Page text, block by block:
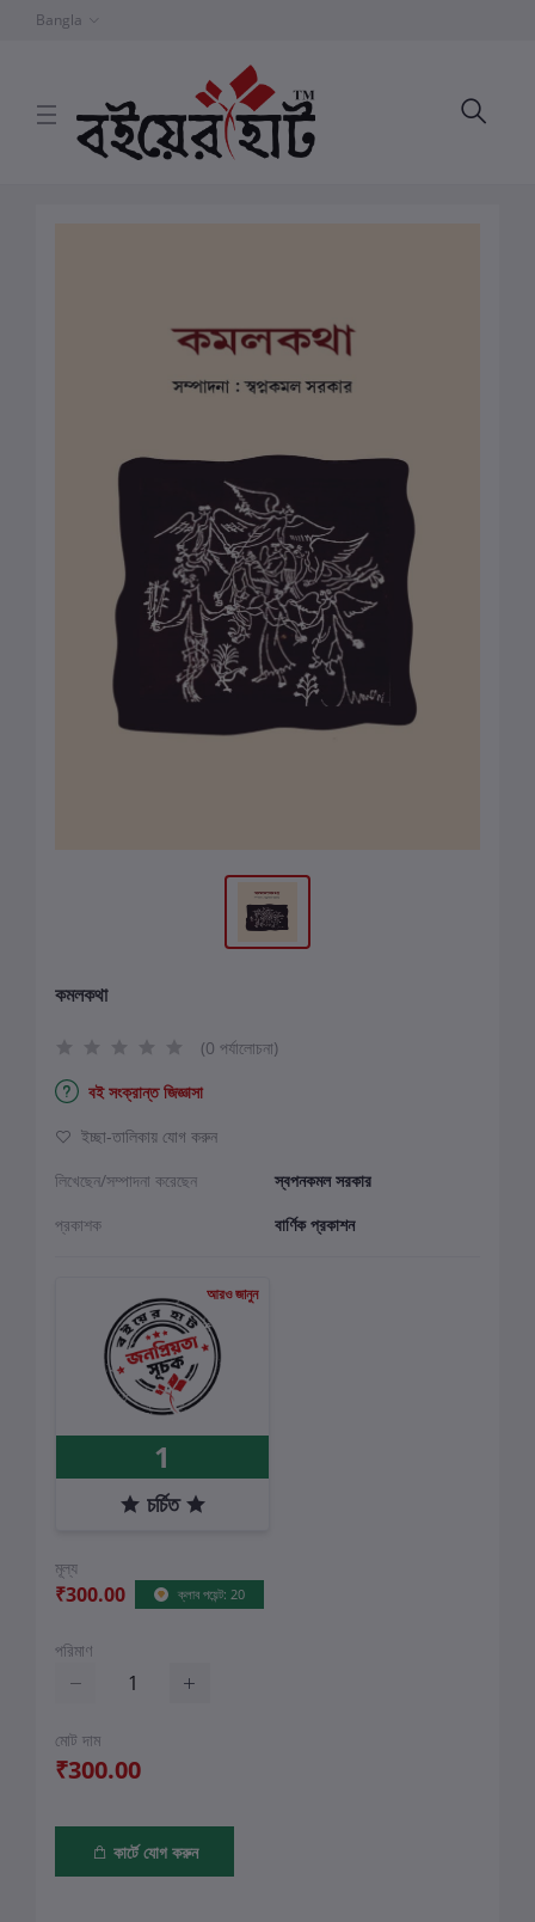
Bangla
কমলকথা
(0 পর্যালোচনা)
বই সংক্রান্ত জিজ্ঞাসা
ইচ্ছা-তালিকায় যোগ করুন
লিখেছেন/সম্পাদনা করেছেন
স্বপনকমল সরকার
প্রকাশক
বার্ণিক প্রকাশন
আরও জানুন
1
চর্চিত
মূল্য
₹300.00 ক্লাব পয়েন্ট: 20
পরিমাণ
মোট দাম
₹300.00
কার্টে যোগ করুন